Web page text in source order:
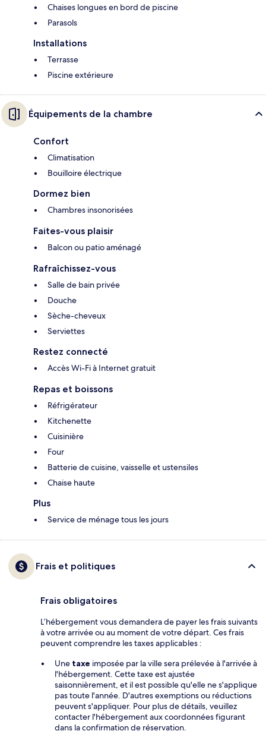
Chaises longues en bord de piscine
Parasols
Installations
Terrasse
Piscine extérieure
Équipements de la chambre
Confort
Climatisation
Bouilloire électrique
Dormez bien
Chambres insonorisées
Faites-vous plaisir
Balcon ou patio aménagé
Rafraîchissez-vous
Salle de bain privée
Douche
Sèche-cheveux
Serviettes
Restez connecté
Accès Wi-Fi à Internet gratuit
Repas et boissons
Réfrigérateur
Kitchenette
Cuisinière
Four
Batterie de cuisine, vaisselle et ustensiles
Chaise haute
Plus
Service de ménage tous les jours
Frais et politiques
Frais obligatoires
L’hébergement vous demandera de payer les frais suivants
à votre arrivée ou au moment de votre départ. Ces frais
peuvent comprendre les taxes applicables :
Une taxe imposée par la ville sera prélevée à l'arrivée à
l'hébergement. Cette taxe est ajustée
saisonnièrement, et il est possible qu'elle ne s'applique
pas toute l'année. D'autres exemptions ou réductions
peuvent s'appliquer. Pour plus de détails, veuillez
contacter l'hébergement aux coordonnées figurant
dans la confirmation de réservation.